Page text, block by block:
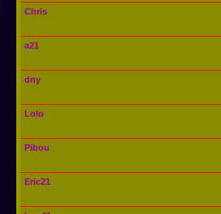
Chris
a21
dny
Lolo
Pibou
Eric21